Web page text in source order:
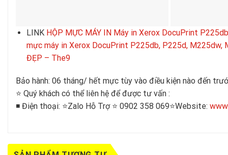
LINK HỘP MỰC MÁY IN Máy in Xerox DocuPrint
mực máy in Xerox DocuPrint P225db, P225d,
ĐẸP – The9
Bảo hành: 06 tháng/ hết mực tùy vào điều kiện nào đến
⭐️ Quý khách có thể liên hệ để được tư vấn :
◾️ Điện thoại: ⭐️Zalo Hỗ Trợ ⭐️ 0902 358 069⭐️Website: